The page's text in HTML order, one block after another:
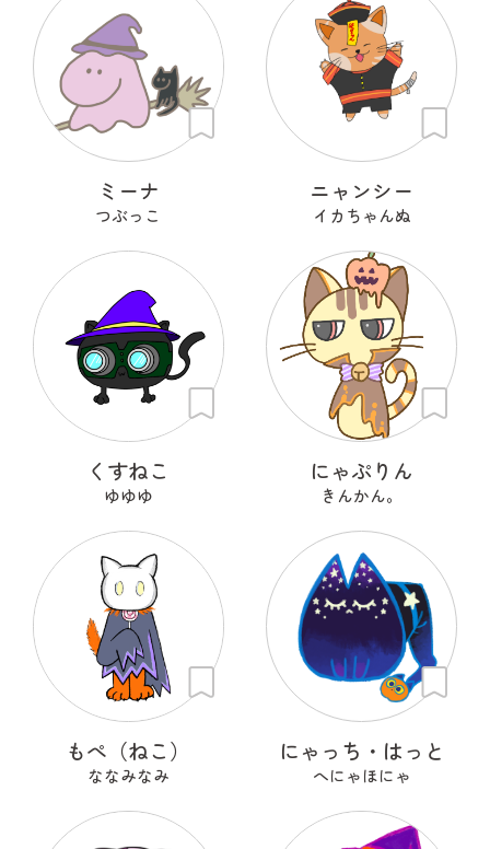
ミーナ
つぶっこ
ニャンシー
イカちゃんぬ
くすねこ
ゆゆゆ
にゃぷりん
きんかん。
もぺ（ねこ）
ななみなみ
にゃっち・はっと
へにゃほにゃ